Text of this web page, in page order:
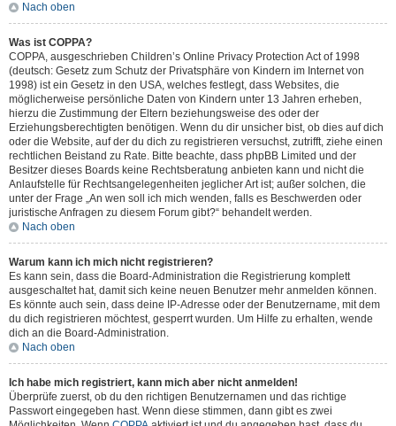
Nach oben
Was ist COPPA?
COPPA, ausgeschrieben Children’s Online Privacy Protection Act of 1998
(deutsch: Gesetz zum Schutz der Privatsphäre von Kindern im Internet von
1998) ist ein Gesetz in den USA, welches festlegt, dass Websites, die
möglicherweise persönliche Daten von Kindern unter 13 Jahren erheben,
hierzu die Zustimmung der Eltern beziehungsweise des oder der
Erziehungsberechtigten benötigen. Wenn du dir unsicher bist, ob dies auf dich
oder die Website, auf der du dich zu registrieren versuchst, zutrifft, ziehe einen
rechtlichen Beistand zu Rate. Bitte beachte, dass phpBB Limited und der
Besitzer dieses Boards keine Rechtsberatung anbieten kann und nicht die
Anlaufstelle für Rechtsangelegenheiten jeglicher Art ist; außer solchen, die
unter der Frage „An wen soll ich mich wenden, falls es Beschwerden oder
juristische Anfragen zu diesem Forum gibt?“ behandelt werden.
Nach oben
Warum kann ich mich nicht registrieren?
Es kann sein, dass die Board-Administration die Registrierung komplett
ausgeschaltet hat, damit sich keine neuen Benutzer mehr anmelden können.
Es könnte auch sein, dass deine IP-Adresse oder der Benutzername, mit dem
du dich registrieren möchtest, gesperrt wurden. Um Hilfe zu erhalten, wende
dich an die Board-Administration.
Nach oben
Ich habe mich registriert, kann mich aber nicht anmelden!
Überprüfe zuerst, ob du den richtigen Benutzernamen und das richtige
Passwort eingegeben hast. Wenn diese stimmen, dann gibt es zwei